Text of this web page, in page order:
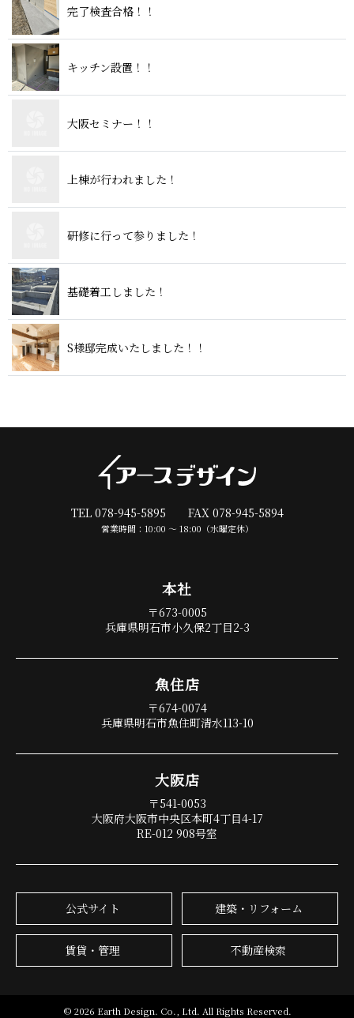
完了検査 合 格 ！ ！
キッチン 設 置 ！ ！
大阪セミ ナ ー ！ ！
上棟が行われ ま し た ！
研修に行って参り ま し た ！
基礎着工し ま し た ！
S様邸完成いたしま し た ！ ！
TEL 078-945-5895 FAX 078-945-5894
営業時間：10:00 〜 18:00（水曜定休）
本 社
〒673-0005
兵庫県明石市小久保2丁目2-3
魚 住 店
〒674-0074
兵庫県明石市魚住町清水113-10
大 阪 店
〒541-0053
大阪府大阪市中央区本町4丁目4-17
RE-012 908号室
公式サイト 建築・リフォーム
賃貸・管理 不動産検索
© 2026 Earth Design. Co., Ltd. All Rights Reserved.